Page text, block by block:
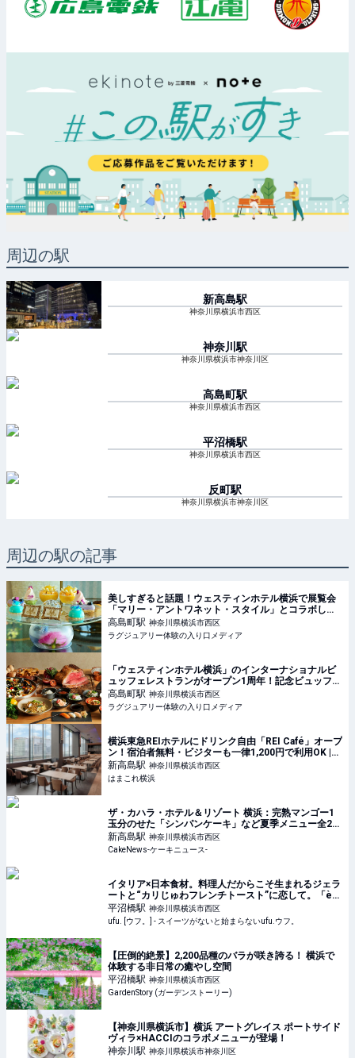
周辺の駅
新高島駅
神奈川県横浜市西区
神奈川 駅
神奈川県横浜市神奈川区
高島町駅
神奈川県横浜市西区
平沼橋駅
神奈川県横浜市西区
反町駅
神奈川県横浜市神奈川区
周辺の駅の記事
美しすぎると話題！ウェスティンホテル横浜で展覧会
「マリー・アントワネット・スタイル」とコラボした
アフタヌーンティーが開催中【実食レポート】
高島町駅 神奈川県横浜市西区
ラグジュアリー体験の入り口メディア
「ウェスティンホテル横浜」のインターナショナルビ
ュッフェレストランがオープン1周年！記念ビュッフェ
を堪能
高島町駅 神奈川県横浜市西区
ラグジュアリー体験の入り口メディア
横浜東急REIホテルにドリンク自由「REI Café」オープ
ン！宿泊者無料・ビジターも一律1,200円で利用OK |
はまこれ横浜
新高島駅 神奈川県横浜市西区
はまこれ横浜
ザ・カハラ・ホテル＆リゾート 横浜：完熟マンゴー1
玉分のせた「シンパンケーキ」など夏季メニュー全2
種、6月1日より4ヵ月展開
新高島駅 神奈川県横浜市西区
CakeNews-ケーキニュース-
イタリア×日本食材。料理人だからこそ生まれるジェラ
ートと“カリじゅわフレンチトースト”に恋して。「è
più（エピュウ）」（横浜） - ufu. [ウフ。]
平沼橋駅 神奈川県横浜市西区
ufu. [ウフ。] - スイーツがないと始まらないufu.ウフ。
【圧倒的絶景】2,200品種のバラが咲き誇る！ 横浜で
体験する非日常の癒やし空間
平沼橋駅 神奈川県横浜市西区
GardenStory (ガーデンストーリー)
【神奈川県横浜市】横浜 アートグレイス ポートサイド
ヴィラ×HACCIのコラボメニューが登場！
神奈川駅 神奈川県横浜市神奈川区